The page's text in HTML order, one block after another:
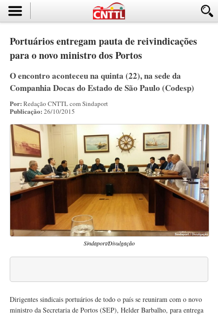
Portuários entregam pauta de reivindicações
para o novo ministro dos Portos
O encontro aconteceu na quinta (22), na sede da
Companhia Docas do Estado de São Paulo (Codesp)
Por: Redação CNTTL com Sindaport
Publicação: 26/10/2015
Sindaport/Divulgação
Dirigentes sindicais portuários de todo o país se reuniram com o novo
ministro da Secretaria de Portos (SEP), Helder Barbalho, para entrega